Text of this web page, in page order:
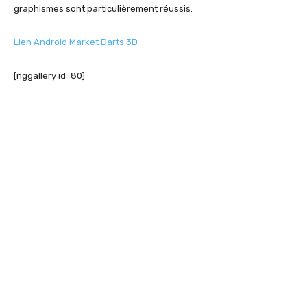
graphismes sont particulièrement réussis.
Lien Android Market Darts 3D
[nggallery id=80]